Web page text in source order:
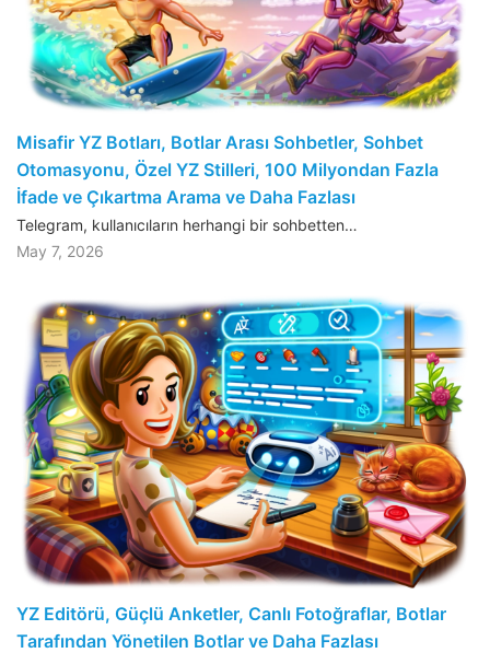
Misafir YZ Botları, Botlar Arası Sohbetler, Sohbet
Otomasyonu, Özel YZ Stilleri, 100 Milyondan Fazla
İfade ve Çıkartma Arama ve Daha Fazlası
Telegram, kullanıcıların herhangi bir sohbetten…
May 7, 2026
YZ Editörü, Güçlü Anketler, Canlı Fotoğraflar, Botlar
Tarafından Yönetilen Botlar ve Daha Fazlası